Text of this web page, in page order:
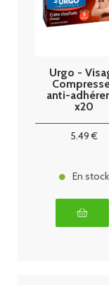
Urgo -
anti-
x20
5.49 €
En stock